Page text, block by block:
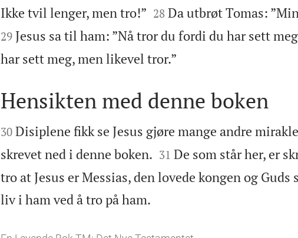
Ikke tvil lenger, men tro!”
28 Da utbrøt Tomas:
29 Jesus sa til ham: ”Nå tror du fordi du har sett
har sett meg, men likevel tror.”

Hensikten med denne boken

30 Disiplene fikk se Jesus gjøre mange andre
skrevet ned i denne boken.
31 De som står her, er
tro at Jesus er Messias, den lovede kongen og
liv i ham ved å tro på ham.